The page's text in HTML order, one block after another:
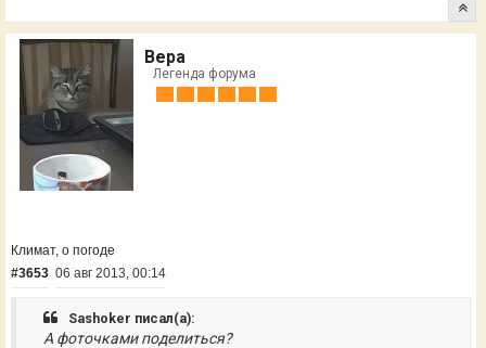
Вера
Легенда форума
Климат, о погоде
#3653 06 авг 2013, 00:14
Sashoker писал(а):
А фоточками поделиться?